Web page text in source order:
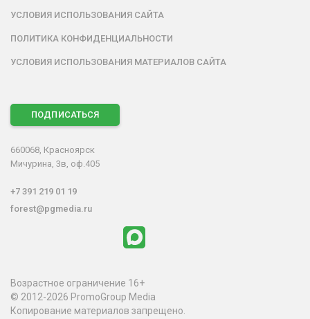
УСЛОВИЯ ИСПОЛЬЗОВАНИЯ САЙТА
ПОЛИТИКА КОНФИДЕНЦИАЛЬНОСТИ
УСЛОВИЯ ИСПОЛЬЗОВАНИЯ МАТЕРИАЛОВ САЙТА
ПОДПИСАТЬСЯ
660068, Красноярск
Мичурина, 3в, оф.405
+7 391 219 01 19
forest@pgmedia.ru
Возрастное ограничение 16+
© 2012-2026 PromoGroup Media
Копирование материалов запрещено.